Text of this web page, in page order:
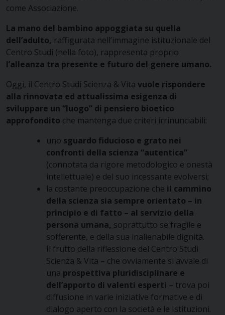
come Associazione.
La mano del bambino appoggiata su quella
dell’adulto, raffigurata nell’immagine istituzionale del
Centro Studi (nella foto), rappresenta proprio
l’alleanza tra presente e futuro del genere umano.
Oggi, il Centro Studi Scienza & Vita vuole rispondere
alla rinnovata ed attualissima esigenza di
sviluppare un “luogo” di pensiero bioetico
approfondito che mantenga due criteri irrinunciabili:
uno sguardo fiducioso e grato nei
confronti della scienza “autentica”
(connotata da rigore metodologico e onestà
intellettuale) e del suo incessante evolversi;
la costante preoccupazione che il cammino
della scienza sia sempre orientato – in
principio e di fatto – al servizio della
persona umana, soprattutto se fragile e
sofferente, e della sua inalienabile dignità.
Il frutto della riflessione del Centro Studi
Scienza & Vita – che ovviamente si avvale di
una prospettiva pluridisciplinare e
dell’apporto di valenti esperti – trova poi
diffusione in varie iniziative formative e di
dialogo aperto con la società e le Istituzioni.